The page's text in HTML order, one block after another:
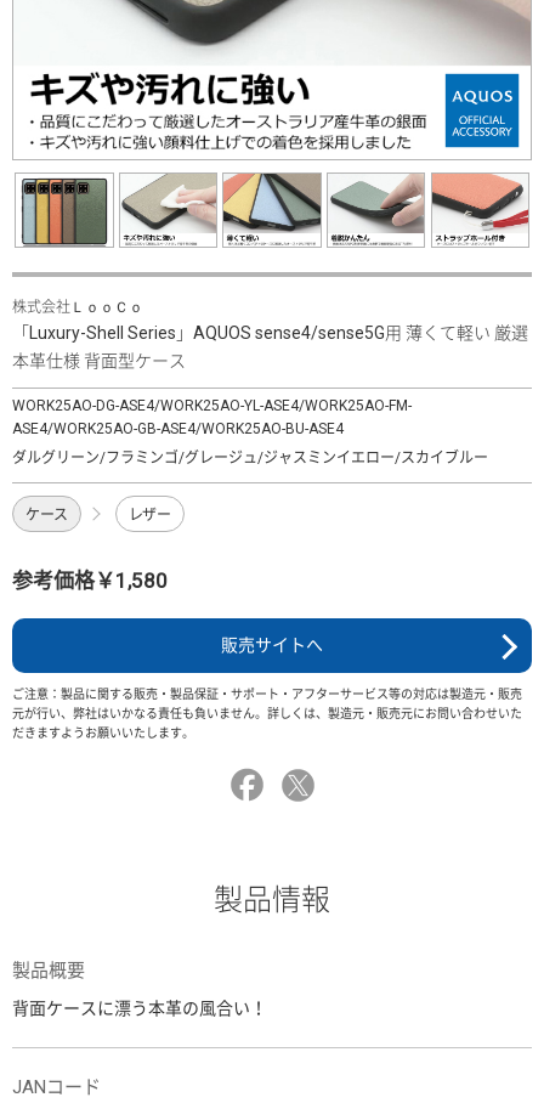
株式会社ＬｏｏＣｏ
「Luxury-Shell Series」AQUOS sense4/sense5G用 薄くて軽い 厳選
本革仕様 背面型ケース
WORK25AO-DG-ASE4/WORK25AO-YL-ASE4/WORK25AO-FM-
ASE4/WORK25AO-GB-ASE4/WORK25AO-BU-ASE4
ダルグリーン/フラミンゴ/グレージュ/ジャスミンイエロー/スカイブルー
ケース レザー
参考価格￥1,580
販売サイトへ
ご注意：製品に関する販売・製品保証・サポート・アフターサービス等の対応は製造元・販売
元が行い、弊社はいかなる責任も負いません。詳しくは、製造元・販売元にお問い合わせいた
だきますようお願いいたします。
製品情報
製品概要
背面ケースに漂う本革の風合い！
JANコード